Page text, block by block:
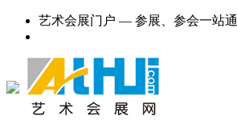
艺术会展门户 — 参展、参会一站通